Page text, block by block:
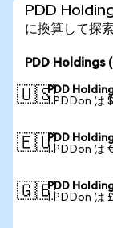
PDD
に換算して探
PDD Holdings
🇺🇸PDD
1 PDDon は
🇪🇺PDD
1 PDDon は
🇬🇧PDD
1 PDDon は